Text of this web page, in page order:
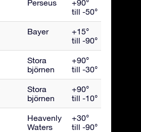
Perseus
+90°
till -50°
Bayer
+15°
till -90°
Stora
björnen
+90°
till -30°
Stora
björnen
+90°
till -10°
Heavenly
Waters
+30°
till -90°